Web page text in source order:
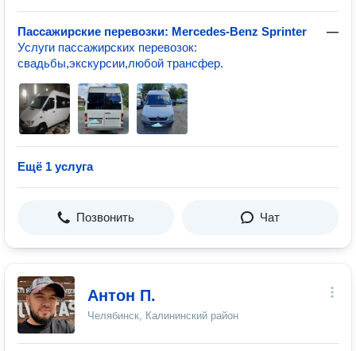
Пассажирские перевозки: Mercedes-Benz Sprinter
—
Услуги пассажирских перевозок:
свадьбы,экскурсии,любой трансфер.
Ещё 1 услуга
Позвонить Чат
Антон П.
Челябинск, Калининский район